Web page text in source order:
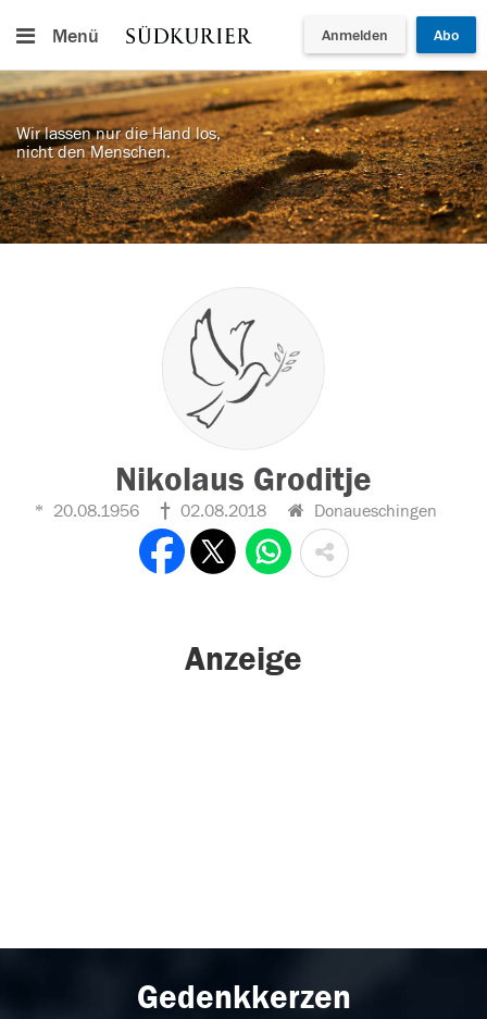
Menü Anmelden Abo
Wir lassen nur die Hand los,
nicht den Menschen.
Nikolaus Groditje
20.08.1956 02.08.2018 Donaueschingen
Anzeige
Gedenkkerzen